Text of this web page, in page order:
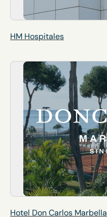
HM Hospitales
Hotel Don Carlos Marbella